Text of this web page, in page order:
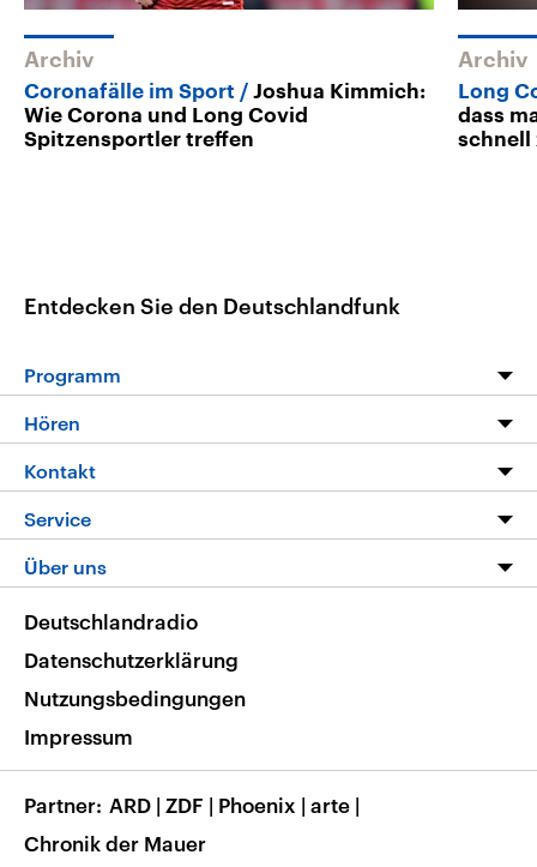
Archiv
Coronafälle im Sport
Joshua Kimmich:
Wie Corona und Long Covid
Spitzensportler treffen
Archiv
Long
dass
schnell
Entdecken Sie den Deutschlandfunk
Programm
Programm
Die Nachrichten
Nachrichtenleicht
Neue Beiträge auf dlf.de
Hören
Livestream
Podcasts
Deutschlandfunk App
Nachrichten App
Frequenzen
Kontakt
Hörerservice
Service
FAQ
Veranstaltungen
Musikliste
RSS
Über uns
Barrierefreiheit
Deutschlandradio
Datenschutzerklärung
Nutzungsbedingungen
Impressum
Partner ARD | ZDF | Phoenix | arte |
Chronik der Mauer